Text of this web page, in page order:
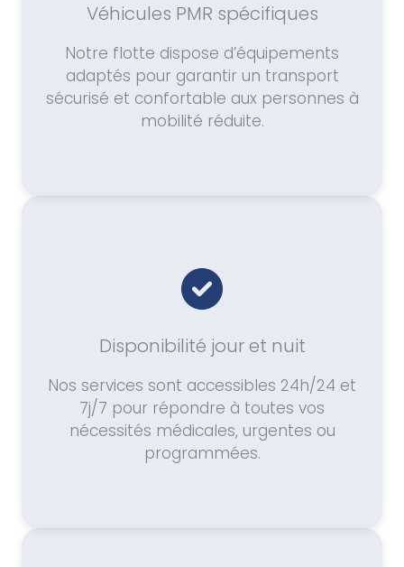
Véhicules PMR spécifiques
Notre flotte dispose d’équipements
adaptés pour garantir un transport
sécurisé et confortable aux personnes à
mobilité réduite.
Disponibilité jour et nuit
Nos services sont accessibles 24h/24 et
7j/7 pour répondre à toutes vos
nécessités médicales, urgentes ou
programmées.